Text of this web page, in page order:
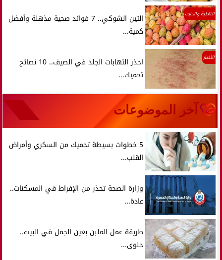
التغذية والدايت
التين الشوكي.. 7 فوائد صحية مذهلة وأفضل
كمية...
الأخبار
احذر التهابات الجلد في الصيف.. 10 نصائح
تحميك...
آخر الموضوعات
5 خطوات بسيطة تحميك من السكري وأمراض
القلب...
وزارة الصحة تحذر من الإفراط في المسكنات..
عادة...
طريقة عمل الملبن بعين الجمل في البيت..
حلوى...